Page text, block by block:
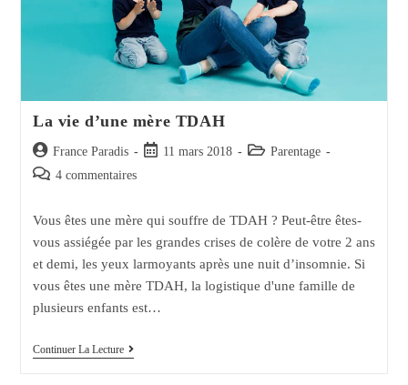
La vie d’une mère TDAH
Auteur/autrice
de
France Paradis
Post11 mars 2018
Post Parentage
Post 4 commentaires
Vous êtes une mère qui souffre de TDAH ? Peut-être êtes-
vous assiégée par les grandes crises de colère de votre 2 ans
et demi, les yeux larmoyants après une nuit d’insomnie. Si
vous êtes une mère TDAH, la logistique d'une famille de
plusieurs enfants est…
Continuer La LectureLa